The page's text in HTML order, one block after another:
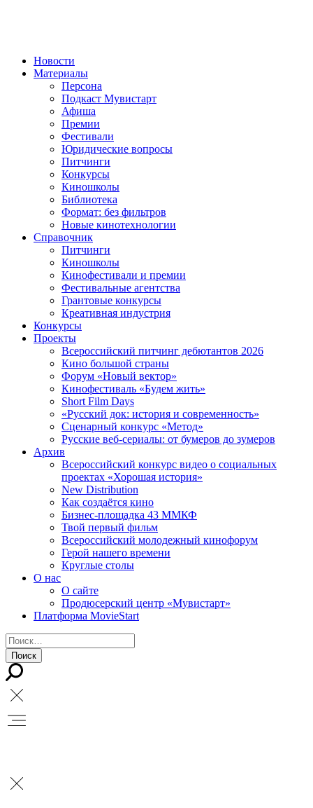
Новости
Материалы
Персона
Подкаст Мувистарт
Афиша
Премии
Фестивали
Юридические вопросы
Питчинги
Конкурсы
Киношколы
Библиотека
Формат: без фильтров
Новые кинотехнологии
Справочник
Питчинги
Киношколы
Кинофестивали и премии
Фестивальные агентства
Грантовые конкурсы
Креативная индустрия
Конкурсы
Проекты
Всероссийский питчинг дебютантов 2026
Кино большой страны
Форум «Новый вектор»
Кинофестиваль «Будем жить»
Short Film Days
«Русский док: история и современность»
Сценарный конкурс «Метод»
Русские веб-сериалы: от бумеров до зумеров
Архив
Всероссийский конкурс видео о социальных
проектах «Хорошая история»
New Distribution
Как создаётся кино
Бизнес-площадка 43 ММКФ
Твой первый фильм
Всероссийский молодежный кинофорум
Герой нашего времени
Круглые столы
О нас
О сайте
Продюсерский центр «Мувистарт»
Платформа MovieStart